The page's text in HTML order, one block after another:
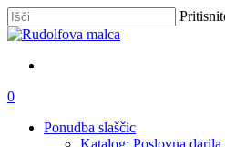
Skip
to
content
Zapri
išči
account
0
Ponudba slaščic
Katalog: Poslovna